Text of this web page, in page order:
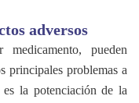
adversos
pueden
principales problemas a
la potenciación de la